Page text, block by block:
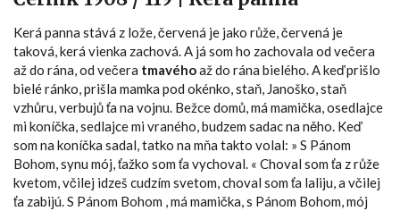
Kerá panna stává z lože, červená je jako růže, červená je
taková, kerá vienka zachová. A já som ho zachovala od večera
až do rána, od večera tmavéhoaž do rána bielého. A keď prišlo
bielé ránko, prišla mamka pod okénko, staň, Janoško, staň
vzhůru, verbujů ťa na vojnu. Bežce domů, má mamička, osedlajce
mi koníčka, sedlajce mi vraného, budzem sadac na něho. Keď
som na koníčka sadal, tatko na mňa takto volal: » S Pánom
Bohom, synu mój, ťažko som ťa vychoval. « Choval som ťa z růže
kvetom, včilej idzeš cudzím svetom, choval som ťa laliju, a včilej
ťa zabijú. S Pánom Bohom , má mamička, s Pánom Bohom, mój